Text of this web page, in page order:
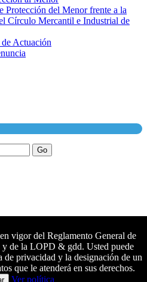
Protección del Menor frente a la
Círculo Mercantil e Industrial de
Actuación
Go
Buscar
principales
vigor del Reglamento General de
de la LOPD & gdd. Usted puede
de privacidad y la designación de un
que le atenderá en sus derechos.
Ver política